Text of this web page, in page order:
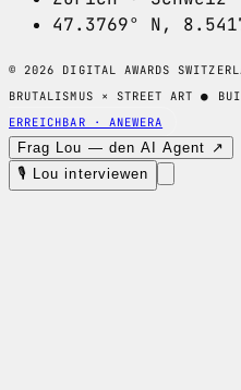
47.3769° N,
© 2026 DIGITAL AWARDS
BRUTALISMUS × STREET ART●
ERREICHBAR · ANEWERA
Frag Lou — den AI Agent ↗
🎙 Lou interviewen